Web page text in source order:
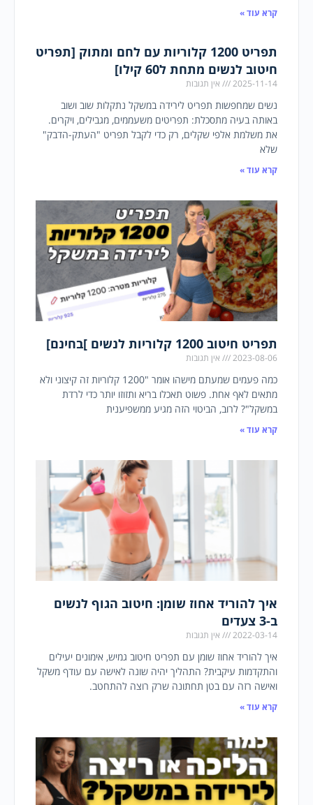
קרא עוד »
תפריט 1200 קלוריות עם לחם ומתוק [תפריט
חיטוב לנשים מתחת ל60 קילו]
2025-11-14 אין תגובות
נשים שמחפשות תפריט לירידה במשקל נתקלות שוב ושוב
באותה בעיה מתסכלת: תפריטים משעממים, מגבילים, ויקרים.
את משלמת אלפי שקלים, רק כדי לקבל תפריט "העתק-הדבק"
שלא
קרא עוד »
תפריט חיטוב 1200 קלוריות לנשים ]בחינם]
2023-08-06 אין תגובות
כמה פעמים שמעתם מישהו אומר "1200 קלוריות זה קיצוני ולא
מתאים לאף אחת. פשוט תאכלו בריא ותזוזו יותר כדי לרדת
במשקל"? לרוב, הביטוי הזה מגיע ממשפיענית
קרא עוד »
איך להוריד אחוז שומן: חיטוב הגוף לנשים
ב-3 צעדים
2022-03-14 אין תגובות
איך להוריד אחוז שומן עם תפריט חיטוב גמיש, אימונים יעילים
והתקדמות עיקבית? התהליך יהיה שונה לאישה עם עודף משקל
ואישה רזה עם בטן תחתונה שרק רוצה להתחטב.
קרא עוד »